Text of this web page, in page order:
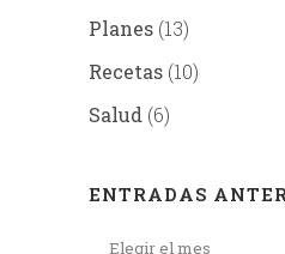
Planes (13)
Recetas (10)
Salud (6)
ENTRADAS